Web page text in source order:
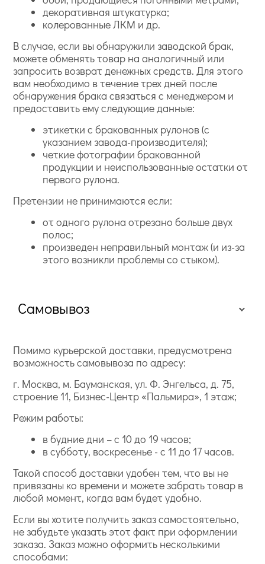
декоративная штукатурка;
колерованные ЛКМ и др.
В случае, если вы обнаружили заводской брак,
можете обменять товар на аналогичный или
запросить возврат денежных средств. Для этого
вам необходимо в течение трех дней после
обнаружения брака связаться с менеджером и
предоставить ему следующие данные:
этикетки с бракованных рулонов (с
указанием завода-производителя);
четкие фотографии бракованной
продукции и неиспользованные остатки от
первого рулона.
Претензии не принимаются если:
от одного рулона отрезано больше двух
полос;
произведен неправильный монтаж (и из-за
этого возникли проблемы со стыком).
Самовывоз
Помимо курьерской доставки, предусмотрена
возможность самовывоза по адресу:
г. Москва, м. Бауманская, ул. Ф. Энгельса, д. 75,
строение 11, Бизнес-Центр «Пальмира», 1 этаж;
Режим работы:
в будние дни – с 10 до 19 часов;
в субботу, воскресенье - с 11 до 17 часов.
Такой способ доставки удобен тем, что вы не
привязаны ко времени и можете забрать товар в
любой момент, когда вам будет удобно.
Если вы хотите получить заказ самостоятельно,
не забудьте указать этот факт при оформлении
заказа. Заказ можно оформить несколькими
способами: